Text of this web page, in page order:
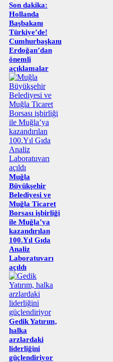
Son dakika:
Hollanda
Başbakanı
Türkiye’de!
Cumhurbaşkanı
Erdoğan’dan
önemli
açıklamalar
Muğla
Büyükşehir
Belediyesi ve
Muğla Ticaret
Borsası işbirliği
ile Muğla’ya
kazandırılan
100.Yıl Gıda
Analiz
Laboratuvarı
açıldı
Gedik Yatırım,
halka
arzlardaki
liderliğini
güçlendiriyor